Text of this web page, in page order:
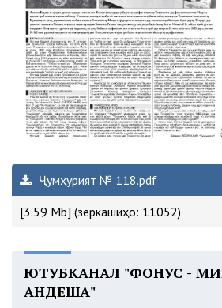
Ҷумҳурият № 118.pdf
[3.59 Mb] (зеркашиҳо: 11052)
ЮТУБКАНАЛ "ФОНУС -
АНДЕША"